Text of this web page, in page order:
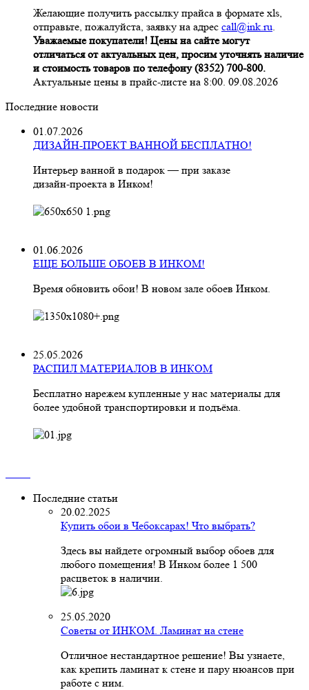
Желающие получить рассылку прайса в формате xls,
отправьте, пожалуйста, заявку на адрес call@ink.ru.
Уважаемые покупатели! Цены на сайте могут
отличаться от актуальных цен, просим уточнять наличие
и стоимость товаров по телефону (8352) 700-800.
Актуальные цены в прайс-листе на 8:00. 09.08.2026
Последние новости
01.07.2026
ДИЗАЙН-ПРОЕКТ ВАННОЙ БЕСПЛАТНО!
Интерьер ванной в подарок — при заказе
дизайн‑проекта в Инком!
01.06.2026
ЕЩЕ БОЛЬШЕ ОБОЕВ В ИНКОМ!
Время обновить обои! В новом зале обоев Инком.
25.05.2026
РАСПИЛ МАТЕРИАЛОВ В ИНКОМ
Бесплатно нарежем купленные у нас материалы для
более удобной транспортировки и подъёма.
Последние статьи
20.02.2025
Купить обои в Чебоксарах! Что выбрать?
Здесь вы найдете огромный выбор обоев для
любого помещения! В Инком более 1 500
расцветок в наличии.
25.05.2020
Советы от ИНКОМ. Ламинат на стене
Отличное нестандартное решение! Вы узнаете,
как крепить ламинат к стене и пару нюансов при
работе с ним.